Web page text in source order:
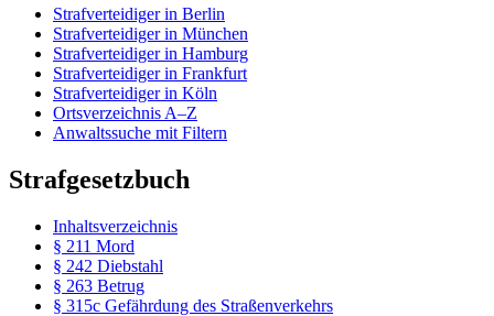
Strafverteidiger in Berlin
Strafverteidiger in München
Strafverteidiger in Hamburg
Strafverteidiger in Frankfurt
Strafverteidiger in Köln
Ortsverzeichnis A–Z
Anwaltssuche mit Filtern
Strafgesetzbuch
Inhaltsverzeichnis
§ 211 Mord
§ 242 Diebstahl
§ 263 Betrug
§ 315c Gefährdung des Straßenverkehrs